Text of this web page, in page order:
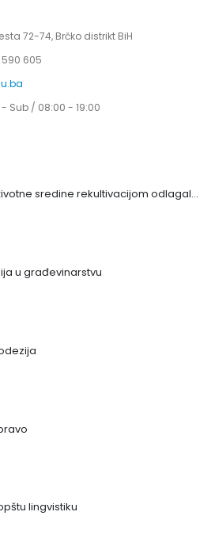
72-74, Brčko distrikt BiH
605
- Sub / 08:00 - 19:00
Zaštita životne sredine rekultivacijom odlagališta
u građevinarstvu
lingvistiku